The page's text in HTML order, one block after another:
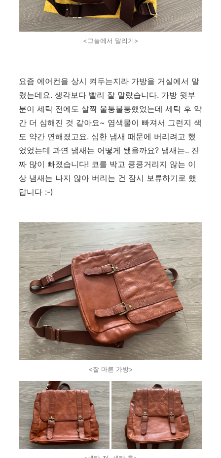
<그늘에서 말리기>
요즘 에어컨을 상시 켜두는지라 가방을 거실에서 말
렸는데요. 생각보다 빨리 잘 말랐습니다. 가방 윗부
분이 세탁 전에도 살짝 울퉁불퉁했었는데 세탁 후 약
간 더 심해진 것 같아요~ 염색물이 빠져서 그런지 색
도 약간 연해졌고요. 심한 냄새 때문에 버리려고 했
었었는데 과연 냄새는 어떻게 됐을까요? 냄새는.. 진
짜 많이 빠졌습니다! 코를 박고 킁킁거리지 않는 이
상 냄새는 나지 않아 버리는 건 잠시 보류하기로 했
답니다 :-)
<잘 마른 가방>